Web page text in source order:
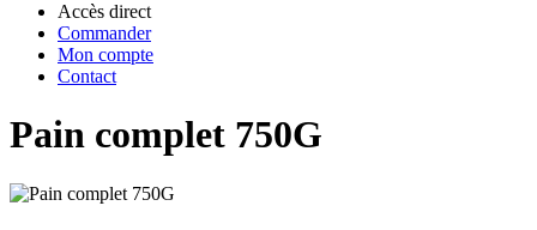
Accès direct
Commander
Mon compte
Contact
Pain complet 750G